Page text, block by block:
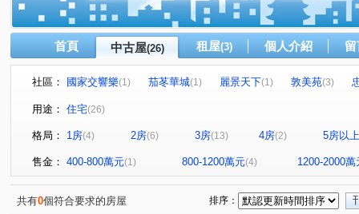
首頁 中古屋(26) 租屋(3) 個人介紹
社區： 國家交響樂(1) 茄苳華城(1) 麗景天下(1) 敦美苑(3)
伯爵牡丹AB區
星野之森-D區
(1) 卓越芳庭(1) 哲人德林(3) 仁愛路(8)
麗景二街(1) (1) 伯爵街(2) 力行街 (1)
保一
樟樹一路(1) 南興路(1) 連興街(1) 新興路(1)
經國路
成功路四段(1)
用途： 住宅(26)
格局： 1房(4) 2房(6) 3房(13) 4房(2) 5房以上
售金： 400-800萬元(1) 800-1200萬元(4) 1200-2000萬
共有0個符合要求的房屋 排序：